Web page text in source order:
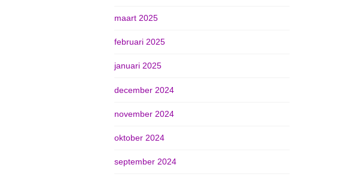
maart 2025
februari 2025
januari 2025
december 2024
november 2024
oktober 2024
september 2024